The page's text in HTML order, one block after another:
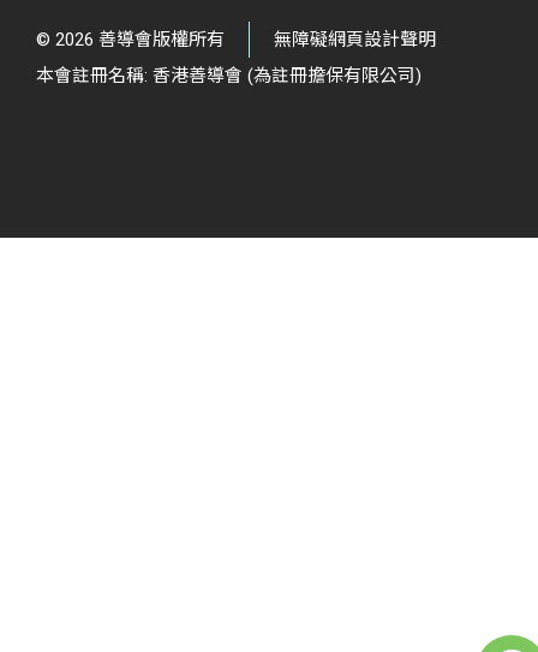
© 2026 善導會版權所有
無障礙網頁設計聲明
本會註冊名稱: 香港善導會 (為註冊擔保有限公司)